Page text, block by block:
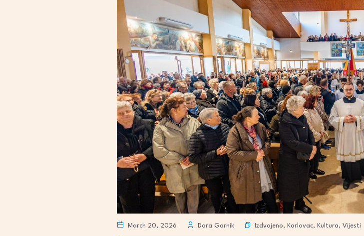
March 20, 2026 Dora Gornik Izdvojeno, Karlovac, Kultura, Vijesti